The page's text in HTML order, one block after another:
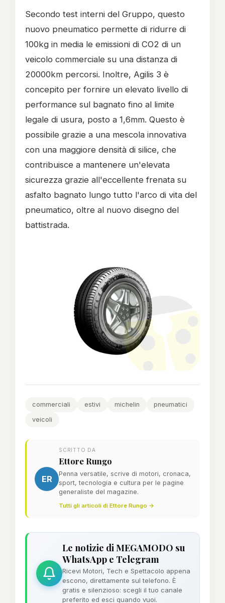
Secondo test interni del Gruppo, questo
nuovo pneumatico permette di ridurre di
100kg in media le emissioni di CO2 di un
veicolo commerciale su una distanza di
20000km percorsi. Inoltre, Agilis 3 è
concepito per fornire un elevato livello di
performance sul bagnato fino al limite
legale di usura, posto a 1,6mm. Questo è
possibile grazie a una mescola innovativa
con una maggiore densità di silice, che
contribuisce a mantenere un'elevata
sicurezza grazie all'eccellente frenata su
asfalto bagnato lungo tutto l'arco di vita del
pneumatico, oltre al nuovo disegno del
battistrada.
commerciali estivi michelin
pneumatici
veicoli
ER
SCRITTO DA
Ettore Rungo
Penna versatile, scrive di motori, cronaca,
sport, tecnologia e cultura per le pagine
generaliste del magazine.
Tutti gli articoli di Ettore Rungo →
Le notizie di MEGAMODO su
WhatsApp e Telegram
Ricevi Motori, Tech e Spettacolo appena
escono, direttamente sul telefono. È
gratis e silenzioso: scegli il tuo canale
preferito ed esci quando vuoi.